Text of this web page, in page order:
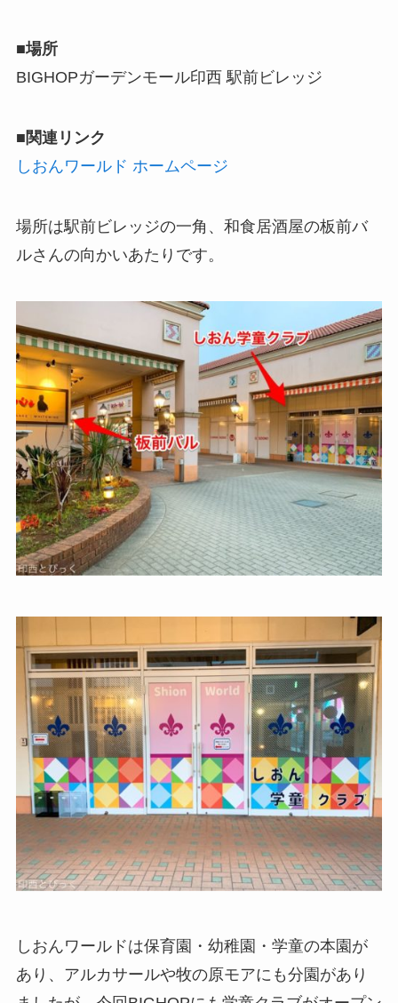
■場所
BIGHOPガーデンモール印西 駅前ビレッジ
■関連リンク
しおんワールド ホームページ
場所は駅前ビレッジの一角、和食居酒屋の板前バ
ルさんの向かいあたりです。
しおんワールドは保育園・幼稚園・学童の本園が
あり、アルカサールや牧の原モアにも分園があり